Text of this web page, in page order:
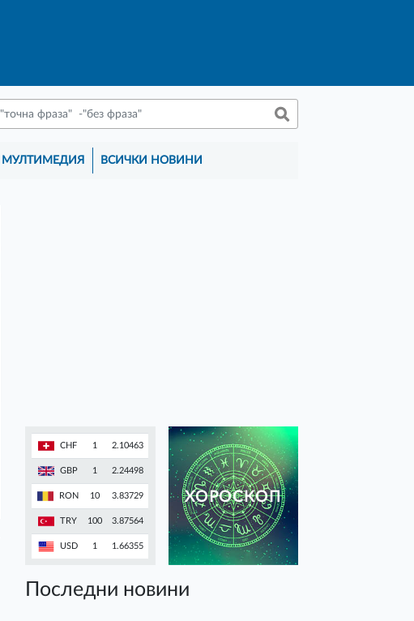
МУЛТИМЕДИЯ ВСИЧКИ НОВИНИ
CHF 1 2.10463
GBP 1 2.24498
RON 10 3.83729
TRY 100 3.87564
USD 1 1.66355
ХОРОСКОП
Последни новини